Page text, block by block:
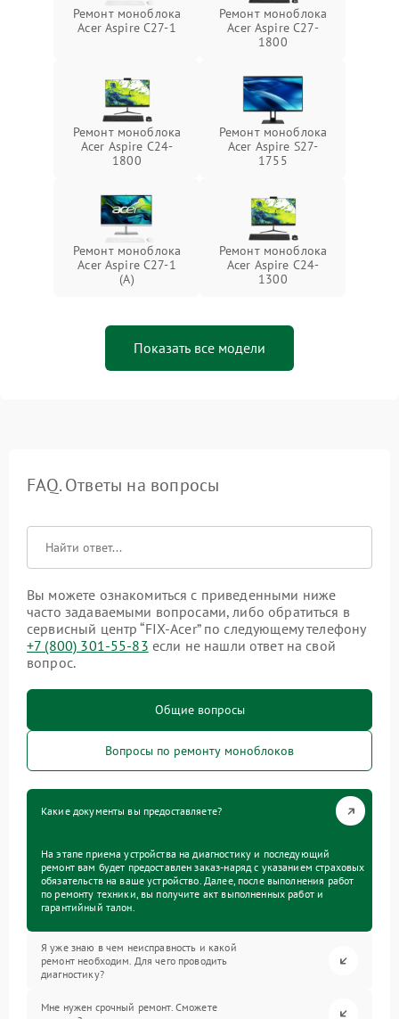
Ремонт моноблока
Acer Aspire C27-1
Ремонт моноблока
Acer Aspire C27-
1800
Ремонт моноблока
Acer Aspire C24-
1800
Ремонт моноблока
Acer Aspire S27-
1755
Ремонт моноблока
Acer Aspire C27-1
(A)
Ремонт моноблока
Acer Aspire C24-
1300
Показать все модели
FAQ. Ответы на вопросы
Вы можете ознакомиться с приведенными ниже
часто задаваемыми вопросами, либо обратиться в
сервисный центр “FIX-Acer” по следующему телефону
+7 (800) 301-55-83 если не нашли ответ на свой
вопрос.
Общие вопросы
Вопросы по ремонту моноблоков
Какие документы вы предоставляете?
На этапе приема устройства на диагностику и последующий
ремонт вам будет предоставлен заказ-наряд с указанием страховых
обязательств на ваше устройство. Далее, после выполнения работ
по ремонту техники, вы получите акт выполненных работ и
гарантийный талон.
Я уже знаю в чем неисправность и какой
ремонт необходим. Для чего проводить
диагностику?
Мне нужен срочный ремонт. Сможете